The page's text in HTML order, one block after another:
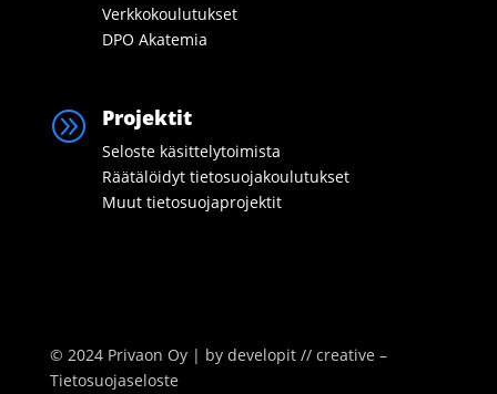
Verkkokoulutukset
DPO Akatemia
A Projektit
Seloste käsittelytoimista
Räätälöidyt tietosuojakoulutukset
Muut tietosuojaprojektit
© 2024 Privaon Oy | by developit // creative –
Tietosuojaseloste